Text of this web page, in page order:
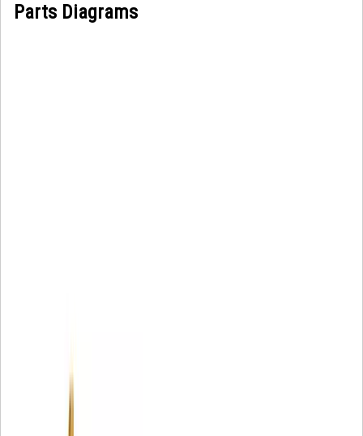
Parts Diagrams